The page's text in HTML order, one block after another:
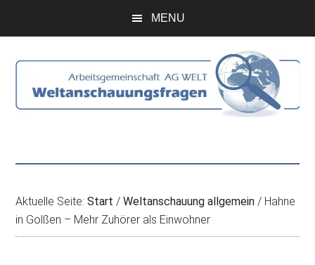
menu
MENU
Aktuelle Seite:Start / Weltanschauung allgemein / Hahne
in Golßen – Mehr Zuhörer als Einwohner